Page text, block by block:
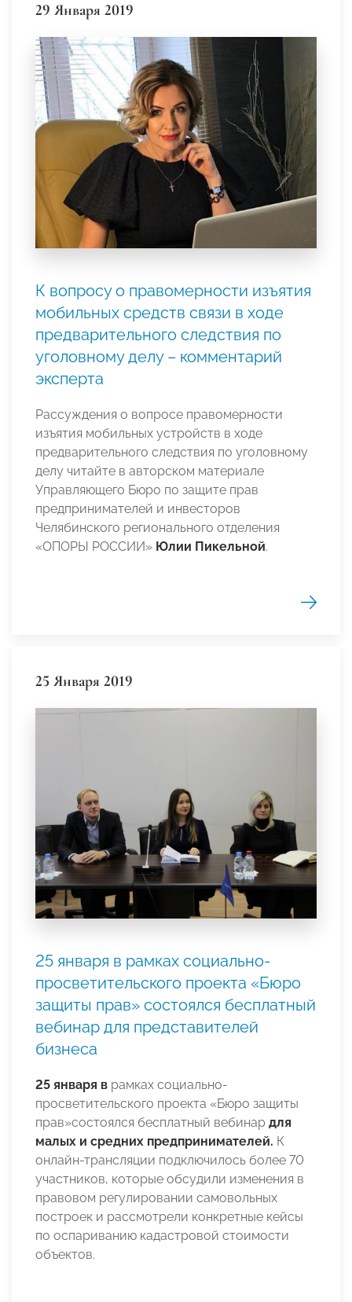
29 Января 2019
К вопросу о правомерности изъятия
мобильных средств связи в ходе
предварительного следствия по
уголовному делу – комментарий
эксперта
Рассуждения о вопросе правомерности
изъятия мобильных устройств в ходе
предварительного следствия по уголовному
делу читайте в авторском материале
Управляющего Бюро по защите прав
предпринимателей и инвесторов
Челябинского регионального отделения
«ОПОРЫ РОССИИ» Юлии Пикельной.
25 Января 2019
25 января в рамках социально-
просветительского проекта «Бюро
защиты прав» состоялся бесплатный
вебинар для представителей
бизнеса
25 января в рамках социально-
просветительского проекта «Бюро защиты
прав»состоялся бесплатный вебинар для
малых и средних предпринимателей. К
онлайн-трансляции подключилось более 70
участников, которые обсудили изменения в
правовом регулировании самовольных
построек и рассмотрели конкретные кейсы
по оспариванию кадастровой стоимости
объектов.